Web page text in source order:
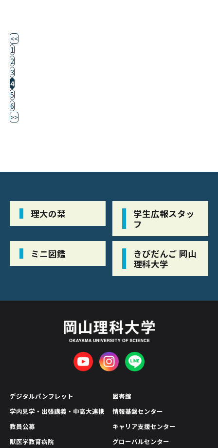
<<
1
2
3
4
5
6
>>
理大の栞
学生広報スタッ
フ
ミニ図鑑
きびだんご 岡山
理科大学
デジタルパンフレット
学内見学・出張講義・中高大連携
教員公募
獣医学教育病院
図書館
情報基盤センター
キャリア支援センター
グローバルセンター